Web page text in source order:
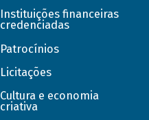
Instituições financeiras
credenciadas
Patrocínios
Licitações
Cultura e economia
criativa